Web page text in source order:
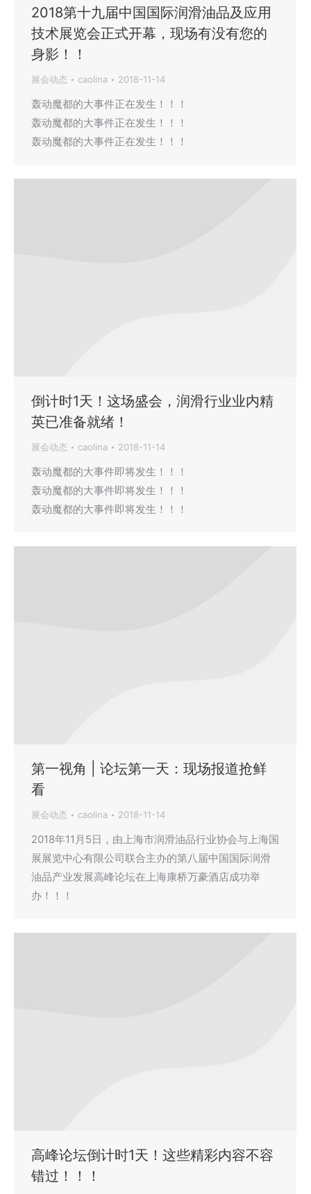
2018第十九届中国国际润滑油品及应用
技术展览会正式开幕，现场有没有您的
身影！！
展会动态 caolina 2018-11-14
轰动魔都的大事件正在发生！！！
轰动魔都的大事件正在发生！！！
轰动魔都的大事件正在发生！！！
倒计时1天！这场盛会，润滑行业业内精
英已准备就绪！
展会动态 caolina 2018-11-14
轰动魔都的大事件即将发生！！！
轰动魔都的大事件即将发生！！！
轰动魔都的大事件即将发生！！！
第一视角 | 论坛第一天：现场报道抢鲜
看
展会动态 caolina 2018-11-14
2018年11月5日，由上海市润滑油品行业协会与上海国
展展览中心有限公司联合主办的第八届中国国际润滑
油品产业发展高峰论坛在上海康桥万豪酒店成功举
办！！！
高峰论坛倒计时1天！这些精彩内容不容
错过！！！